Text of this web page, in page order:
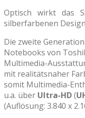
Optisch wirkt das
silberfarbenen
Die zweite
Notebooks von
Multimedia-
mit realitätsnaher
somit Multimedia-
u.a. über Ultra-HD(
(Auflösung: 3.840 x